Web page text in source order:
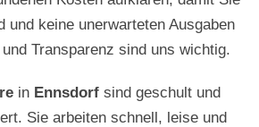
und keine unerwarteten Ausgaben
Transparenz sind uns wichtig.
in Ennsdorf sind geschult und
Sie arbeiten schnell, leise und